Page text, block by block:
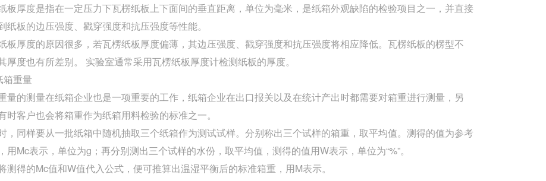
板厚度是指在一定压力下瓦楞纸板上下面间的垂直距离，单位为毫米，是纸箱外观缺陷的检验项目之一，并直接
纸板的边压强度、戳穿强度和抗压强度等性能。
板厚度的原因很多，若瓦楞纸板厚度偏薄，其边压强度、戳穿强度和抗压强度将相应降低。瓦楞纸板的楞型不
厚度也有所差别。 实验室通常采用瓦楞纸板厚度计检测纸板的厚度。
箱重量
量的测量在纸箱企业也是一项重要的工作，纸箱企业在出口报关以及在统计产出时都需要对箱重进行测量，另
时客户也会将箱重作为纸箱用料检验的标准之一。
，同样要从一批纸箱中随机抽取三个纸箱作为测试试样。分别称出三个试样的箱重，取平均值。测得的值为参考
用Mc表示，单位为g；再分别测出三个试样的水份，取平均值，测得的值用W表示，单位为“%”。
测得的Mc值和W值代入公式，便可推算出温湿平衡后的标准箱重，用M表示。